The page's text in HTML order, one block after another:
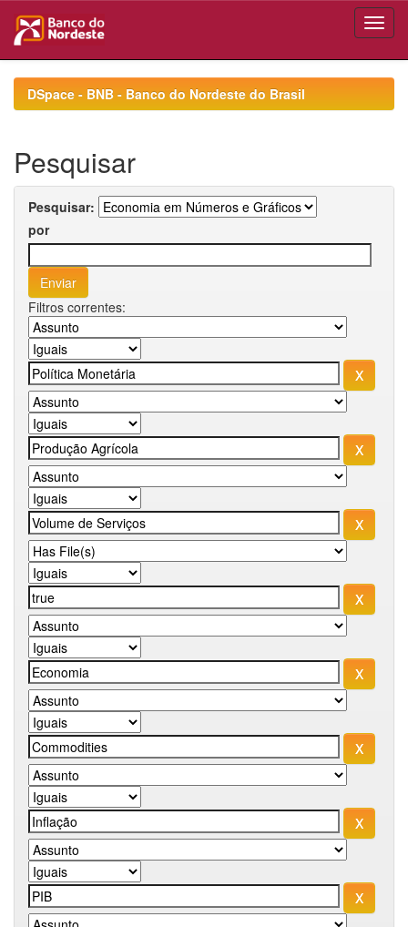
navigationDSpace - BNB - Banco do Nordeste do Brasil
Pesquisar
Pesquisar:
por
Filtros correntes: